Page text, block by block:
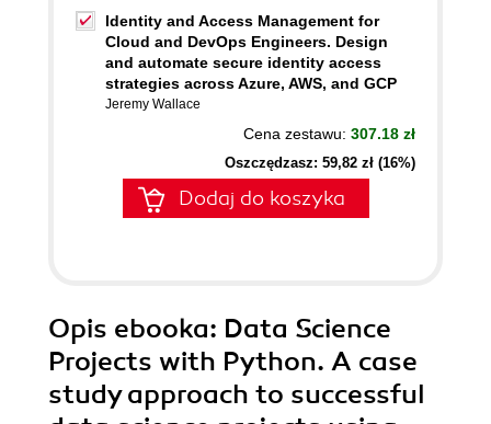
Identity and Access Management for
Cloud and DevOps Engineers. Design
and automate secure identity access
strategies across Azure, AWS, and GCP
Jeremy Wallace
Cena zestawu: 307.18 zł
Oszczędzasz: 59,82 zł (16%)
Dodaj do koszyka
Opis ebooka: Data Science
Projects with Python. A case
study approach to successful